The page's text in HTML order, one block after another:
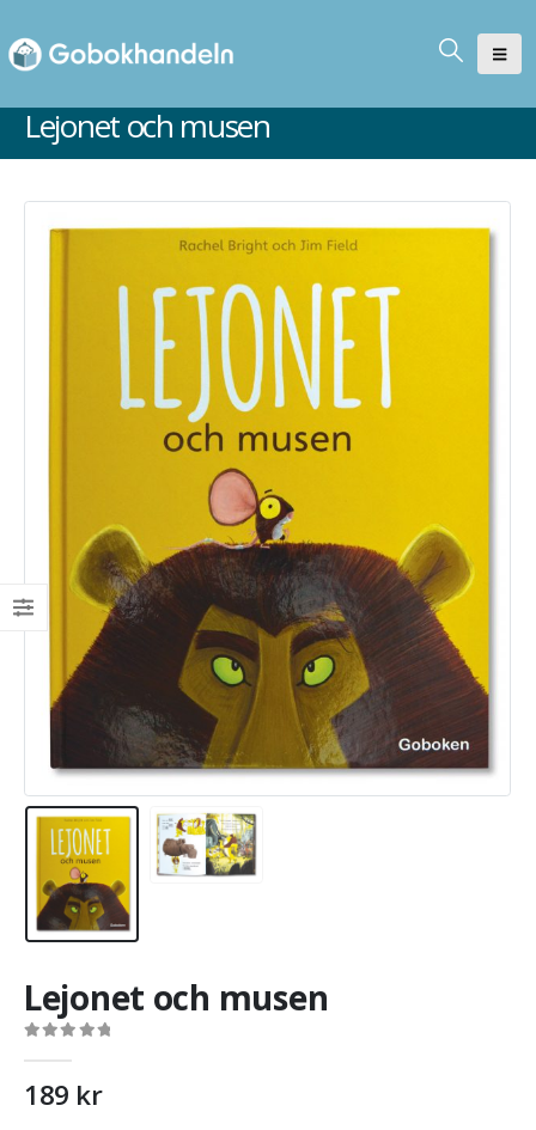
Lejonet och musen
Lejonet och musen
189 kr